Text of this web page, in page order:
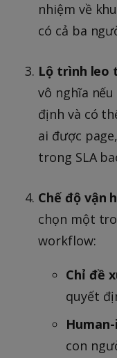
nhiệm về
có cả ba
Lộ trình leo
vô nghĩa
định và có
ai được
trong SLA
Chế độ vận
chọn một
workflow:
Chỉ đề
quyết
con